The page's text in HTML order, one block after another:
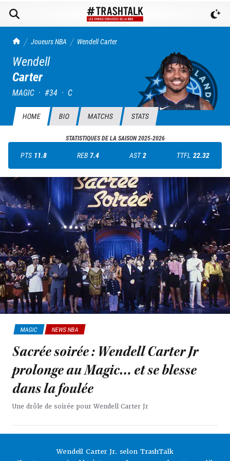
TrashTalk Actu NBA
Joueurs NBA WendellCarter
Wendell
Carter
MAGIC · #34 · C
HOME BIO MATCHS STATS
STATISTIQUES DE LA SAISON2025-2026
PTS 11.8 REB 7.4 AST 2 TTFL 22.32
MAGIC NEWS NBA
Sacrée soirée : Wendell Carter Jr
prolonge au Magic… et se blesse
dans la foulée
Une drôle de soirée pour Wendell Carter Jr
Wendell Carter Jr. selon TrashTalk